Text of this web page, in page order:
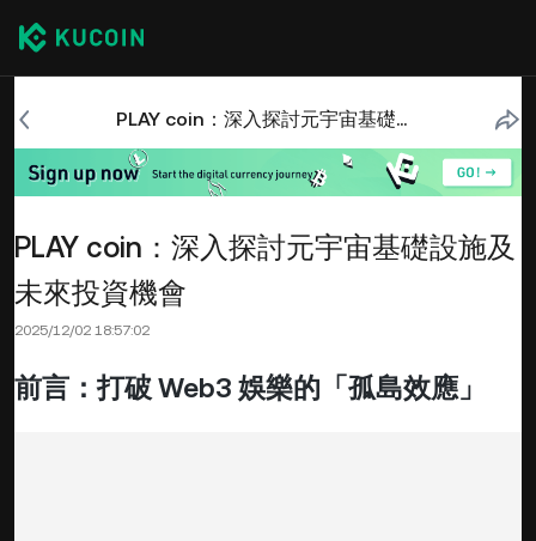
PLAY coin：深入探討元宇宙基礎設施及未來投資機會
PLAY coin：深入探討元宇宙基礎設施及
未來投資機會
2025/12/02 18:57:02
前言：打破 Web3 娛樂的「孤島效應」